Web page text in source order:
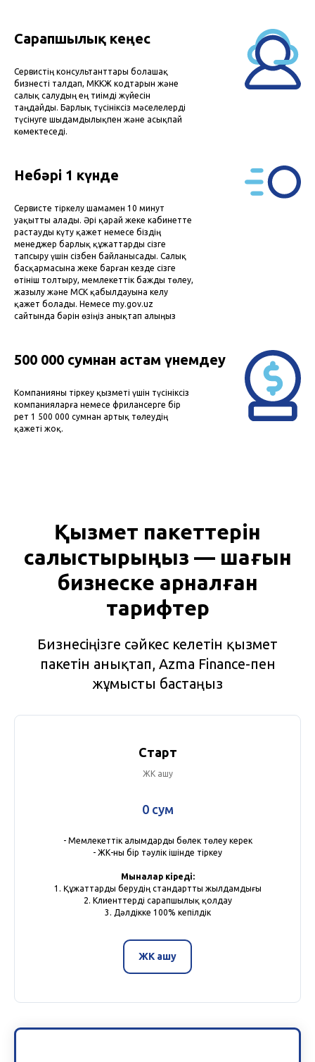
Сарапшылық кеңес
Сервистің консультанттары болашақ
бизнесті талдап, МККЖ кодтарын және
салық салудың ең тиімді жүйесін
таңдайды. Барлық түсініксіз мәселелерді
түсінуге шыдамдылықпен және асықпай
көмектеседі.
Небәрі 1 күнде
Сервисте тіркелу шамамен 10 минут
уақытты алады. Әрі қарай жеке кабинетте
растауды күту қажет немесе біздің
менеджер барлық құжаттарды сізге
тапсыру үшін сізбен байланысады. Салық
басқармасына жеке барған кезде сізге
өтініш толтыру, мемлекеттік бажды төлеу,
жазылу және МСК қабылдауына келу
қажет болады. Немесе my.gov.uz
сайтында бәрін өзіңіз анықтап алыңыз
500 000 сумнан астам үнемдеу
Компанияны тіркеу қызметі үшін түсініксіз
компанияларға немесе фрилансерге бір
рет 1 500 000 сумнан артық төлеудің
қажеті жоқ.
Қызмет пакеттерін
салыстырыңыз — шағын
бизнеске арналған
тарифтер
Бизнесіңізге сәйкес келетін қызмет
пакетін анықтап, Azma Finance-пен
жұмысты бастаңыз
Старт
ЖК ашу
0 сум
- Мемлекеттік алымдарды бөлек төлеу керек
- ЖК-ны бір тәулік ішінде тіркеу
Мыналар кіреді:
1. Құжаттарды берудің стандартты жылдамдығы
2. Клиенттерді сарапшылық қолдау
3. Дәлдікке 100% кепілдік
ЖК ашу